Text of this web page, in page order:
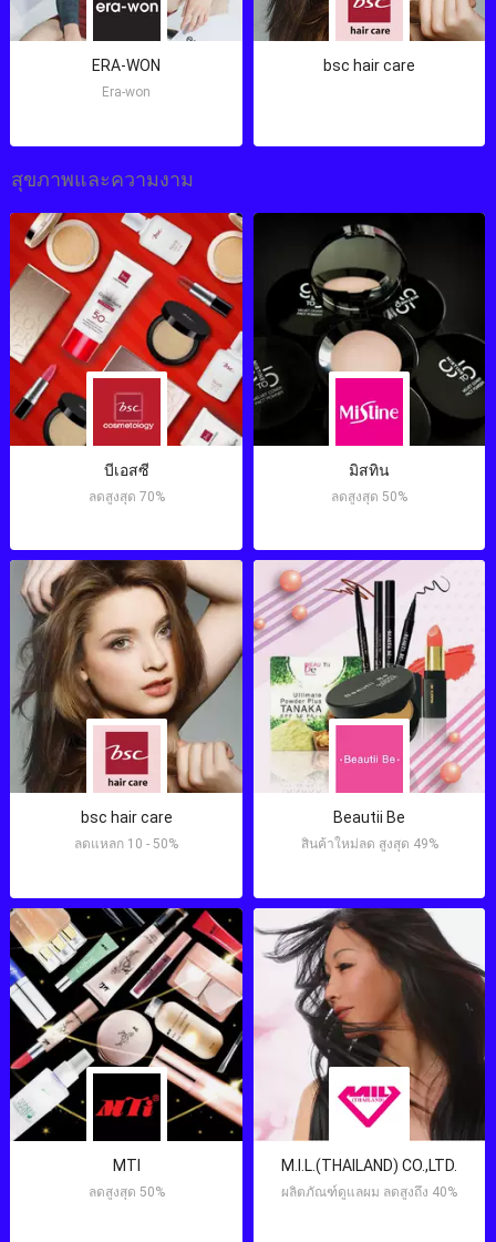
ERA-WON
Era-won
bsc hair care
สุขภาพและความงาม
บีเอสซี
ลดสูงสุด 70%
มิสทิน
ลดสูงสุด 50%
bsc hair care
ลดแหลก 10 - 50%
Beautii Be
สินค้าใหม่ลด สูงสุด 49%
MTI
ลดสูงสุด 50%
M.I.L.(THAILAND) CO.,LTD.
ผลิตภัณฑ์ดูแลผม ลดสูงถึง 40%